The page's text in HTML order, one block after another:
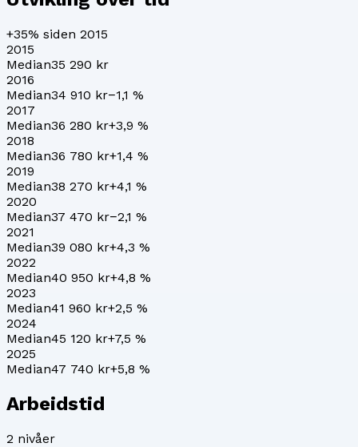
+35% siden 2015
2015
Median35 290 kr
2016
Median34 910 kr−1,1 %
2017
Median36 280 kr+3,9 %
2018
Median36 780 kr+1,4 %
2019
Median38 270 kr+4,1 %
2020
Median37 470 kr−2,1 %
2021
Median39 080 kr+4,3 %
2022
Median40 950 kr+4,8 %
2023
Median41 960 kr+2,5 %
2024
Median45 120 kr+7,5 %
2025
Median47 740 kr+5,8 %
Arbeidstid
2 nivåer